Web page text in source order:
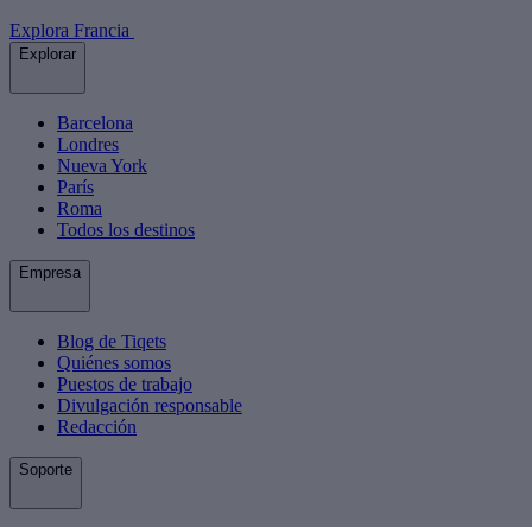
Explora Francia
Explorar
Barcelona
Londres
Nueva York
París
Roma
Todos los destinos
Empresa
Blog de Tiqets
Quiénes somos
Puestos de trabajo
Divulgación responsable
Redacción
Soporte